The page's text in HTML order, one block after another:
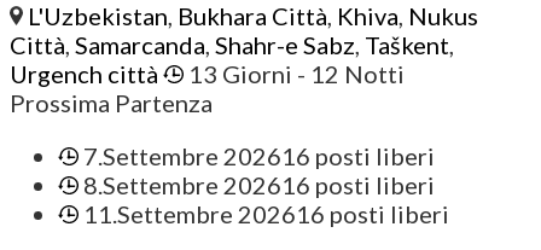
L'Uzbekistan, Bukhara Città, Khiva, Nukus
Città, Samarcanda, Shahr-e Sabz, Taškent,
Urgench città
13 Giorni - 12 Notti
Prossima Partenza
7.Settembre 202616 posti liberi
8.Settembre 202616 posti liberi
11.Settembre 202616 posti liberi